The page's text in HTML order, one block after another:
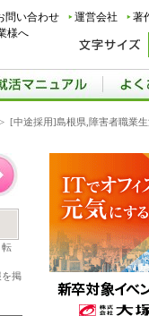
問い合わせ 運営会社
著
様へ
> [中途採用]島根県,障害者職業
転
を掲